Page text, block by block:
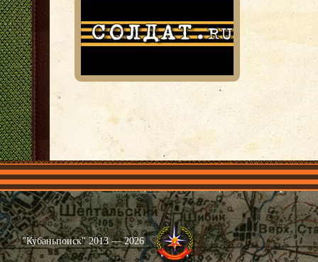
Главная Имена Общественные объединения Проекты
"Кубаньпоиск" 2013 — 2026